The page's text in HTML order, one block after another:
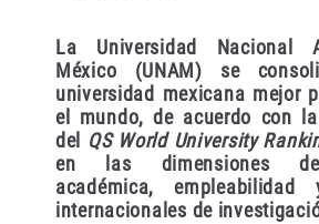
La Universidad Nacional
México (UNAM) se
universidad mexicana mejor
el mundo, de acuerdo con
del QS World University
en las dimensiones
académica,
internacionales de